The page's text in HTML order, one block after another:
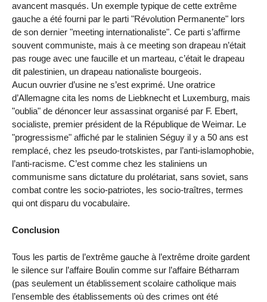
avancent masqués. Un exemple typique de cette extrême
gauche a été fourni par le parti "Révolution Permanente" lors
de son dernier "meeting internationaliste". Ce parti s’affirme
souvent communiste, mais à ce meeting son drapeau n’était
pas rouge avec une faucille et un marteau, c’était le drapeau
dit palestinien, un drapeau nationaliste bourgeois.
Aucun ouvrier d’usine ne s’est exprimé. Une oratrice
d’Allemagne cita les noms de Liebknecht et Luxemburg, mais
"oublia" de dénoncer leur assassinat organisé par F. Ebert,
socialiste, premier président de la République de Weimar. Le
"progressisme" affiché par le stalinien Séguy il y a 50 ans est
remplacé, chez les pseudo-trotskistes, par l’anti-islamophobie,
l’anti-racisme. C’est comme chez les staliniens un
communisme sans dictature du prolétariat, sans soviet, sans
combat contre les socio-patriotes, les socio-traîtres, termes
qui ont disparu du vocabulaire.
Conclusion
Tous les partis de l’extrême gauche à l’extrême droite gardent
le silence sur l’affaire Boulin comme sur l’affaire Bétharram
(pas seulement un établissement scolaire catholique mais
l’ensemble des établissements où des crimes ont été